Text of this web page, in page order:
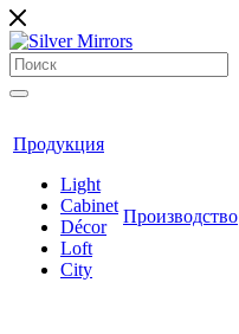
Продукция
Light
Cabinet
Décor
Loft
City
Производство